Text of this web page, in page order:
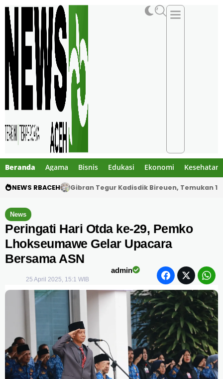
Beranda Agama Bisnis Edukasi Ekonomi Kesehatan
NEWS RBACEH PHE NSO Klarifikasi Dugaan Bau Amoniak
News
Peringati Hari Otda ke-29, Pemko
Lhokseumawe Gelar Upacara
Bersama ASN
admin
25 April 2025, 15:1 WIB